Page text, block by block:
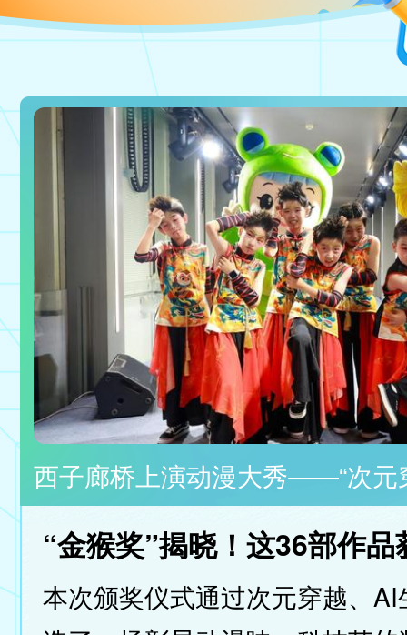
“金猴奖”揭晓！这36部作品
本次颁奖仪式通过次元穿越、